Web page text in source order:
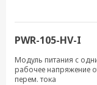
PWR-105-HV-I
Модуль питания с
рабочее напряжение
перем. тока